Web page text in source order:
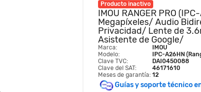
Producto inactivo
IMOU RANGER PRO
Megapíxeles/ Audio
Privacidad/ Lente de
Asistente de Google/
Marca:
IMOU
Modelo:
IPC-A26HN
Clave TVC:
DAI0450088
Clave del SAT:
46171610
Meses de garantía: 12
Guías y soporte técnico